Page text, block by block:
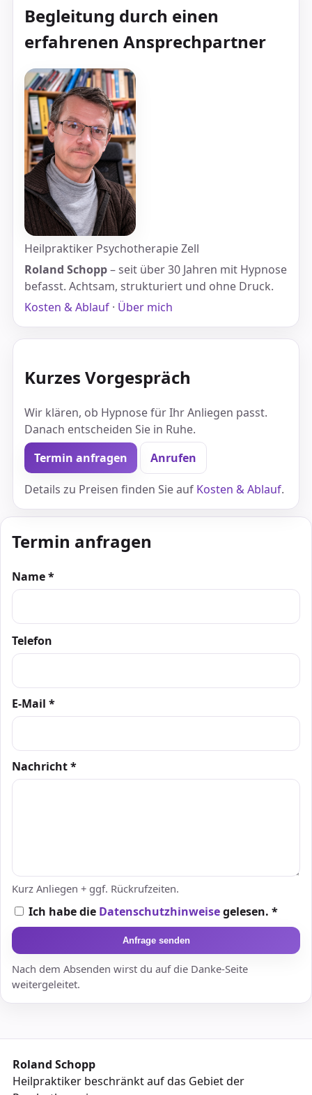
Begleitung durch einen
erfahrenen Ansprechpartner
Heilpraktiker Psychotherapie Zell
Roland Schopp– seit über 30 Jahren mit Hypnose
befasst. Achtsam, strukturiert und ohne Druck.
Kosten & Ablauf · Über mich
Kurzes Vorgespräch
Wir klären, ob Hypnose für Ihr Anliegen passt.
Danach entscheiden Sie in Ruhe.
Termin anfragen
Anrufen
Details zu Preisen finden Sie auf Kosten & Ablauf.
Termin anfragen
Name *
Telefon
E-Mail *
Nachricht *
Kurz Anliegen + ggf. Rückrufzeiten.
Ich habe die Datenschutzhinweisegelesen. *
Anfrage senden
Nach dem Absenden wirst du auf die Danke-Seite
weitergeleitet.
Roland Schopp
Heilpraktiker beschränkt auf das Gebiet der